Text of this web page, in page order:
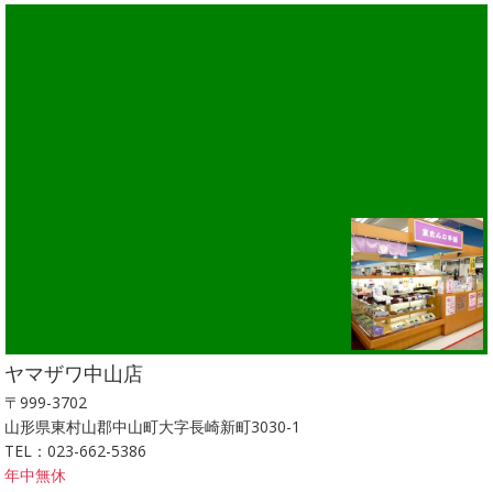
ヤマザワ中山店
〒999-3702
山形県東村山郡中山町大字長崎新町3030-1
TEL：023-662-5386
年中無休